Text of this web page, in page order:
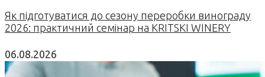
Як підготуватися до сезону переробки винограду
2026: практичний семінар на KRITSKI WINERY
06.08.2026